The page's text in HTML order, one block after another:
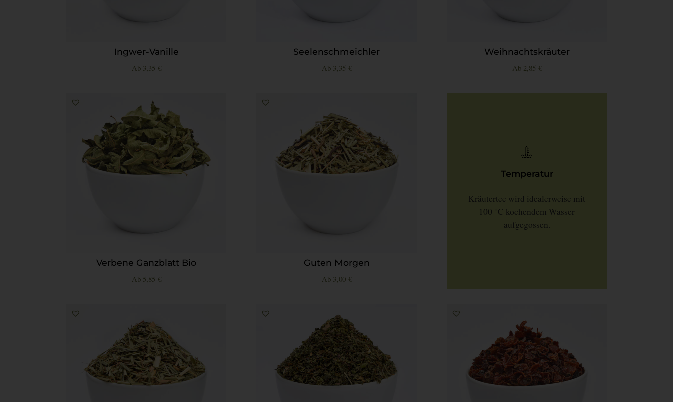
Ingwer-Vanille
Ab 3,35 €
Seelenschmeichler
Ab 3,35 €
Weihnachtskräuter
Ab 2,85 €
Verbene Ganzblatt Bio
Ab 5,85 €
Guten Morgen
Ab 3,00 €
Temperatur
Kräutertee wird idealerweise mit
100 °C kochendem Wasser
aufgegossen.